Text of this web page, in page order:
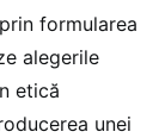
formularea
alegerile
etică
unei